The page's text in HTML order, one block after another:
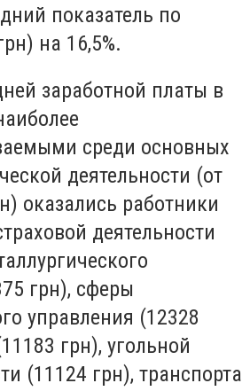
показатель по
на 16,5%.
заработной платы в
среди основных
деятельности (от
оказались работники
деятельности
грн), сферы
управления (12328
грн), угольной
(11124 грн), транспорта